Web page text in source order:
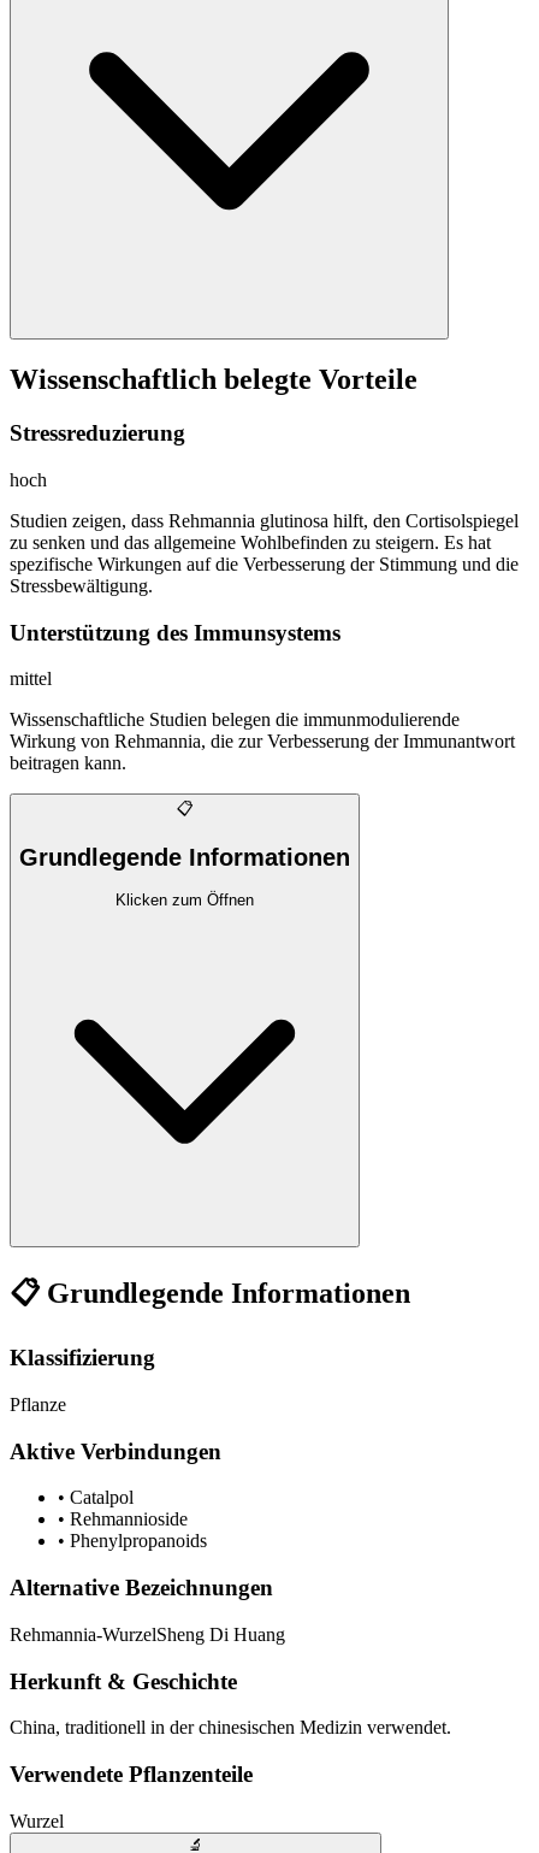
Wissenschaftlich belegte Vorteile
Stressreduzierung
hoch
Studien zeigen, dass Rehmannia glutinosa hilft, den Cortisolspiegel
zu senken und das allgemeine Wohlbefinden zu steigern. Es hat
spezifische Wirkungen auf die Verbesserung der Stimmung und die
Stressbewältigung.
Unterstützung des Immunsystems
mittel
Wissenschaftliche Studien belegen die immunmodulierende
Wirkung von Rehmannia, die zur Verbesserung der Immunantwort
beitragen kann.
📋
Grundlegende Informationen
Klicken zum Öffnen
📋 Grundlegende Informationen
Klassifizierung
Pflanze
Aktive Verbindungen
• Catalpol
• Rehmannioside
• Phenylpropanoids
Alternative Bezeichnungen
Rehmannia-WurzelSheng Di Huang
Herkunft & Geschichte
China, traditionell in der chinesischen Medizin verwendet.
Verwendete Pflanzenteile
Wurzel
🔬